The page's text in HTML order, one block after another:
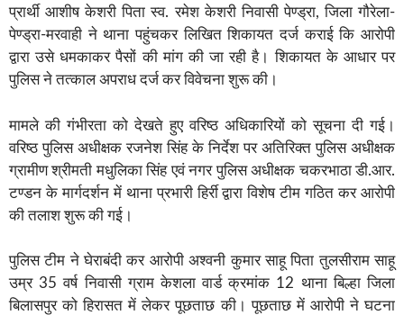
प्रार्थी आशीष केशरी पिता स्व. रमेश केशरी निवासी पेण्ड्रा, जिला गौरेला-
पेण्ड्रा-मरवाही ने थाना पहुंचकर लिखित शिकायत दर्ज कराई कि आरोपी
द्वारा उसे धमकाकर पैसों की मांग की जा रही है। शिकायत के आधार पर
पुलिस ने तत्काल अपराध दर्ज कर विवेचना शुरू की।
मामले की गंभीरता को देखते हुए वरिष्ठ अधिकारियों को सूचना दी गई।
वरिष्ठ पुलिस अधीक्षक रजनेश सिंह के निर्देश पर अतिरिक्त पुलिस अधीक्षक
ग्रामीण श्रीमती मधुलिका सिंह एवं नगर पुलिस अधीक्षक चकरभाठा डी.आर.
टण्डन के मार्गदर्शन में थाना प्रभारी हिर्री द्वारा विशेष टीम गठित कर आरोपी
की तलाश शुरू की गई।
पुलिस टीम ने घेराबंदी कर आरोपी अश्वनी कुमार साहू पिता तुलसीराम साहू
उम्र 35 वर्ष निवासी ग्राम केशला वार्ड क्रमांक 12 थाना बिल्हा जिला
बिलासपुर को हिरासत में लेकर पूछताछ की। पूछताछ में आरोपी ने घटना